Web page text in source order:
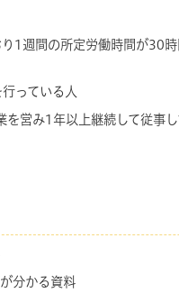
1週間の所定労働時間が30
っている人
営み1年以上継続して従事し
分かる資料